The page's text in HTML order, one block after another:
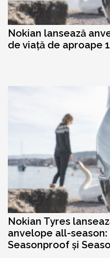
Nokian lansează
de viață de aproape
Nokian Tyres
anvelope all-
Seasonproof și